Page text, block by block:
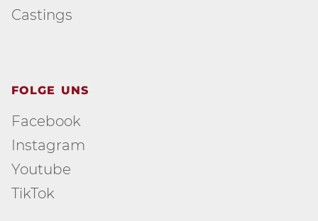
Castings
FOLGE UNS
Facebook
Instagram
Youtube
TikTok